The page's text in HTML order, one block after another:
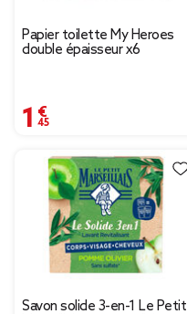
Papier toilette My Heroes
double épaisseur x6
1,45 €
Savon solide 3-en-1 Le Petit